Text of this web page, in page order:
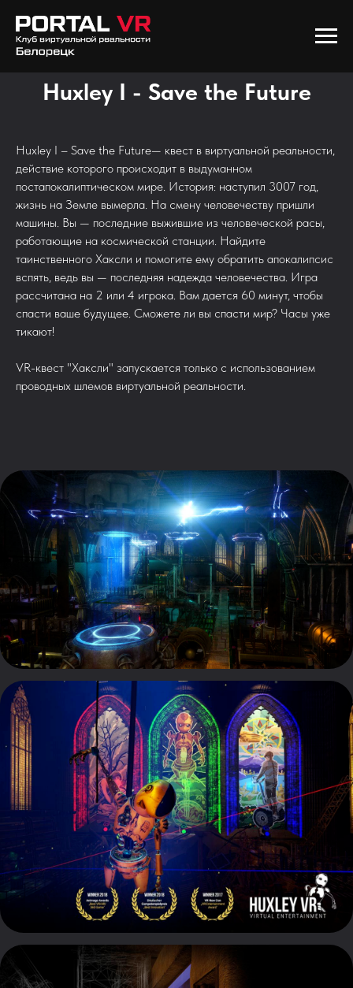
Huxley I - Save the Future
Huxley I – Save the Future— квест в виртуальной реальности,
действие которого происходит в выдуманном
постапокалиптическом мире. История: наступил 3007 год,
жизнь на Земле вымерла. На смену человечеству пришли
машины. Вы — последние выжившие из человеческой расы,
работающие на космической станции. Найдите
таинственного Хаксли и помогите ему обратить апокалипсис
вспять, ведь вы — последняя надежда человечества. Игра
рассчитана на 2 или 4 игрока. Вам дается 60 минут, чтобы
спасти ваше будущее. Сможете ли вы спасти мир? Часы уже
тикают!
VR-квест "Хаксли" запускается только с использованием
проводных шлемов виртуальной реальности.